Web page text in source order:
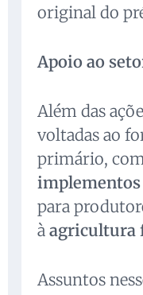
original do
Apoio ao
Além das
voltadas ao
primário,
para
à agricultura
Assuntos